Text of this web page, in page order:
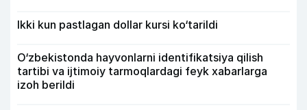
Ikki kun pastlagan dollar kursi ko‘tarildi
O‘zbekistonda hayvonlarni identifikatsiya qilish
tartibi va ijtimoiy tarmoqlardagi feyk xabarlarga
izoh berildi